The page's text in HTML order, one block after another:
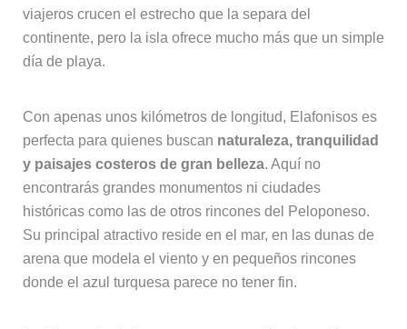
viajeros crucen el estrecho que la separa del
continente, pero la isla ofrece mucho más que un simple
día de playa.
Con apenas unos kilómetros de longitud, Elafonisos es
perfecta para quienes buscan naturaleza, tranquilidad
y paisajes costeros de gran belleza. Aquí no
encontrarás grandes monumentos ni ciudades
históricas como las de otros rincones del Peloponeso.
Su principal atractivo reside en el mar, en las dunas de
arena que modela el viento y en pequeños rincones
donde el azul turquesa parece no tener fin.